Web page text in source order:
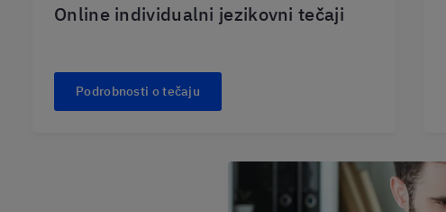
Online individualni jezikovni tečaji
Podrobnosti o tečaju